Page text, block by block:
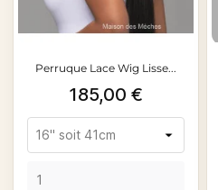
Perruque Lace Wig Lisse...
Prix
185,00 €